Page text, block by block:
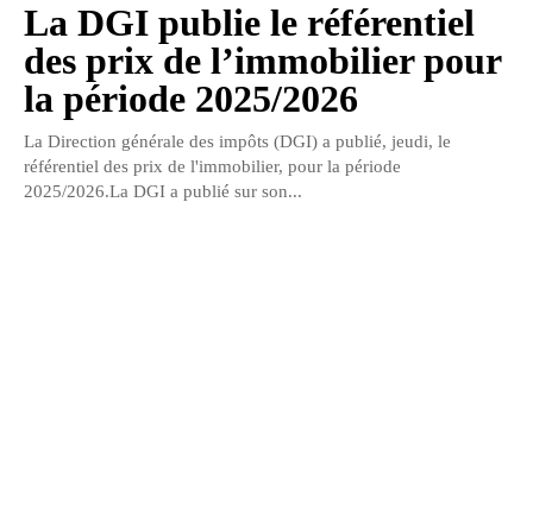
La DGI publie le référentiel
des prix de l’immobilier pour
la période 2025/2026
La Direction générale des impôts (DGI) a publié, jeudi, le
référentiel des prix de l'immobilier, pour la période
2025/2026.La DGI a publié sur son...